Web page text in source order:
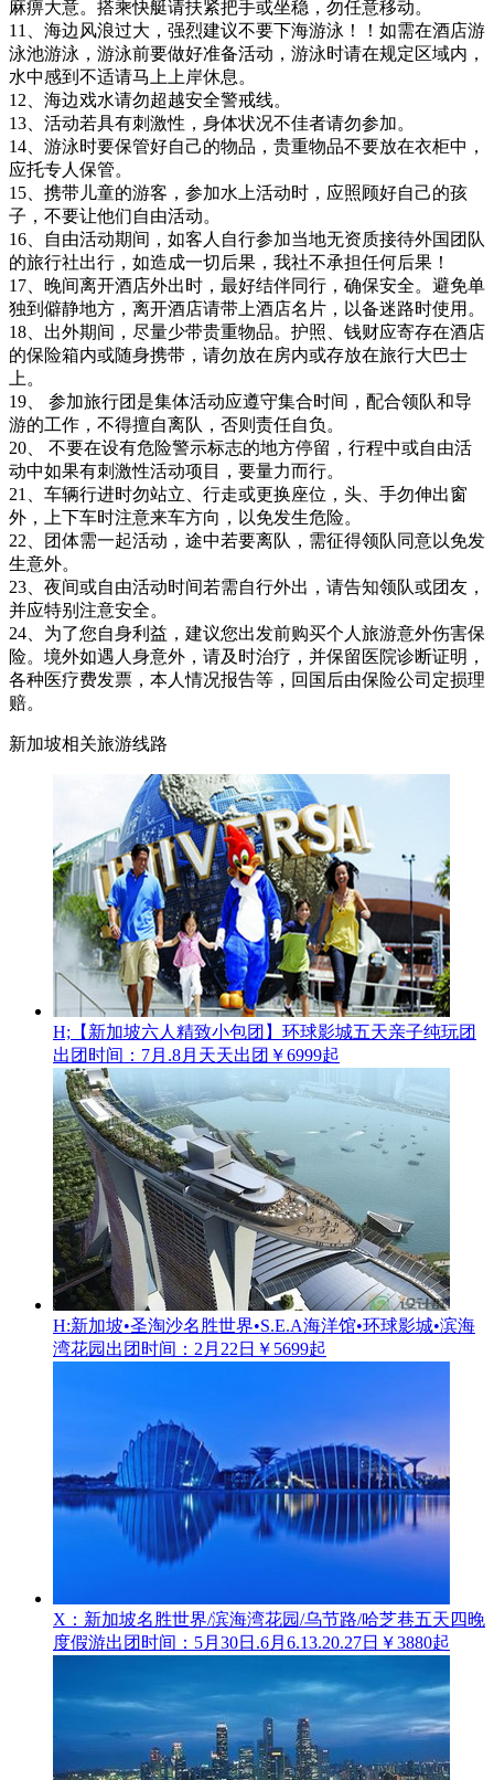
麻痹大意。搭乘快艇请扶紧把手或坐稳，勿任意移动。
11、海边风浪过大，强烈建议不要下海游泳！！如需在酒店游
泳池游泳，游泳前要做好准备活动，游泳时请在规定区域内，
水中感到不适请马上上岸休息。
12、海边戏水请勿超越安全警戒线。
13、活动若具有刺激性，身体状况不佳者请勿参加。
14、游泳时要保管好自己的物品，贵重物品不要放在衣柜中，
应托专人保管。
15、携带儿童的游客，参加水上活动时，应照顾好自己的孩
子，不要让他们自由活动。
16、自由活动期间，如客人自行参加当地无资质接待外国团队
的旅行社出行，如造成一切后果，我社不承担任何后果！
17、晚间离开酒店外出时，最好结伴同行，确保安全。避免单
独到僻静地方，离开酒店请带上酒店名片，以备迷路时使用。
18、出外期间，尽量少带贵重物品。护照、钱财应寄存在酒店
的保险箱内或随身携带，请勿放在房内或存放在旅行大巴士
上。
19、 参加旅行团是集体活动应遵守集合时间，配合领队和导
游的工作，不得擅自离队，否则责任自负。
20、 不要在设有危险警示标志的地方停留，行程中或自由活
动中如果有刺激性活动项目，要量力而行。
21、车辆行进时勿站立、行走或更换座位，头、手勿伸出窗
外，上下车时注意来车方向，以免发生危险。
22、团体需一起活动，途中若要离队，需征得领队同意以免发
生意外。
23、夜间或自由活动时间若需自行外出，请告知领队或团友，
并应特别注意安全。
24、为了您自身利益，建议您出发前购买个人旅游意外伤害保
险。境外如遇人身意外，请及时治疗，并保留医院诊断证明，
各种医疗费发票，本人情况报告等，回国后由保险公司定损理
赔。
新加坡相关旅游线路
H;【新加坡六人精致小包团】环球影城五天亲子纯玩团
出团时间：7月.8月天天出团 ￥6999起
H:新加坡•圣淘沙名胜世界•S.E.A海洋馆•环球影城•滨海
湾花园 出团时间：2月22日 ￥5699起
X：新加坡名胜世界/滨海湾花园/乌节路/哈芝巷五天四晚
度假游出团时间：5月30日.6月6.13.20.27日 ￥3880起